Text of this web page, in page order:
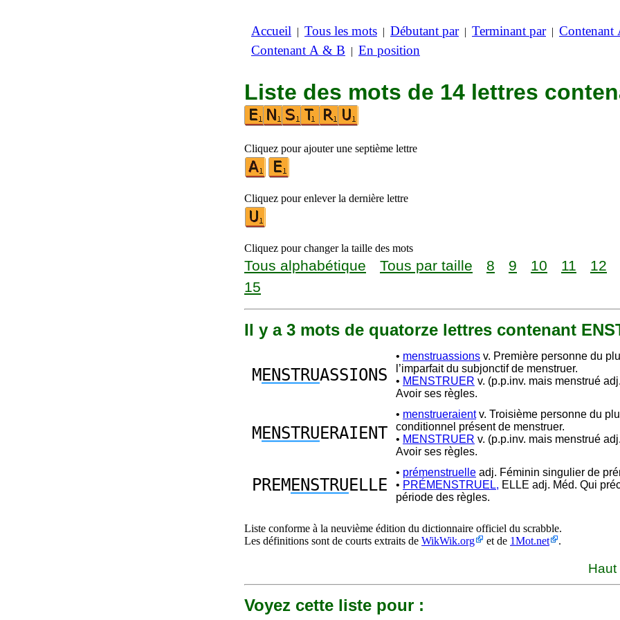
Accueil | Tous les mots | Débutant par| Terminant par| Contenant
Contenant A & B | En position
Liste des mots de 14 lettres
Cliquez pour ajouter une septième lettre
Cliquez pour enlever la dernière lettre
Cliquez pour changer la taille des mots
Tous alphabétique Tous par taille 8 9 10 11 12
15
Il y a 3 mots de quatorze lettres contenant
M ENSTRUASSIONS
• menstruassions v. Première personne du
l’imparfait du subjonctif de menstruer.
• MENSTRUER v. (p.p.inv. mais menstrué
Avoir ses règles.
M ENSTRUERAIENT
• menstrueraientv. Troisième personne du
conditionnel présent de menstruer.
• MENSTRUER v. (p.p.inv. mais menstrué
Avoir ses règles.
PREM ENSTRUELLE
• prémenstruelle adj. Féminin singulier de
• PRÉMENSTRUEL, ELLE adj. Méd. Qui
période des règles.
Liste conforme à la neuvième édition du dictionnaire officiel du scrabble.
Les définitions sont de courts extraits de WikWik.org et de 1Mot.net .
Haut
Voyez cette liste pour :